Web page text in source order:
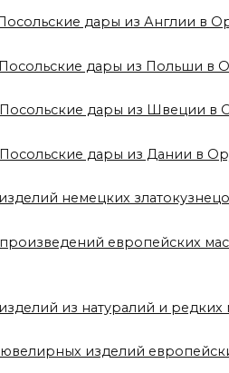
дары из Англии в
дары из Польши в
дары из Швеции в
дары из Дании в
немецких
европейских
из натуралий и
изделий